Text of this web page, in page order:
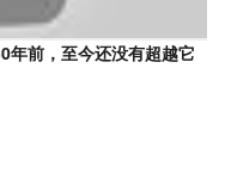
年前，至今还没有超越它